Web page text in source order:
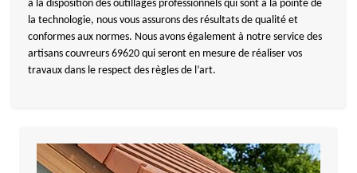
à la disposition des outillages professionnels qui sont à la pointe de
la technologie, nous vous assurons des résultats de qualité et
conformes aux normes. Nous avons également à notre service des
artisans couvreurs 69620 qui seront en mesure de réaliser vos
travaux dans le respect des règles de l’art.